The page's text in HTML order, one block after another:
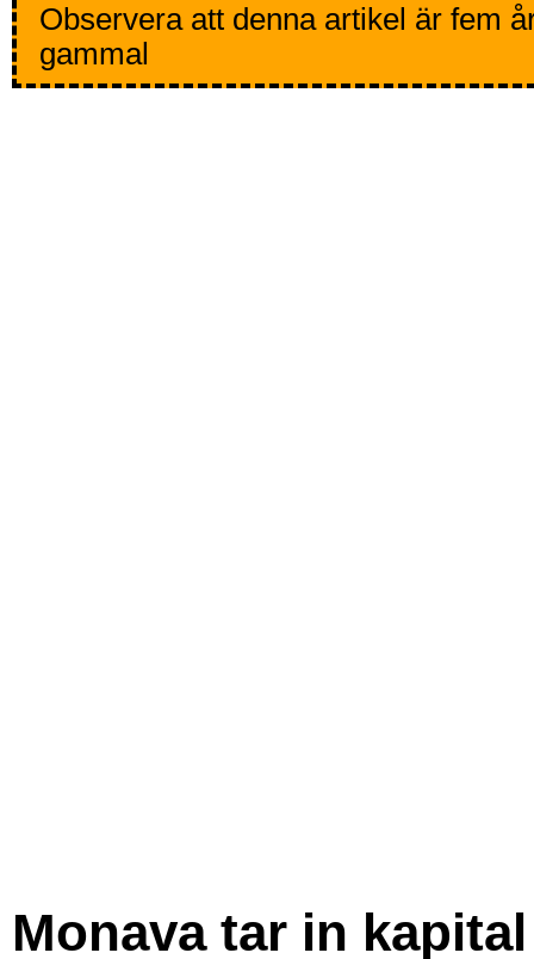
Observera att denna artikel är fem
gammal
Monava tar in kapital